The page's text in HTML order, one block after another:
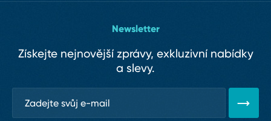
Newsletter
Získejte nejnovější zprávy, exkluzivní nabídky
a slevy.